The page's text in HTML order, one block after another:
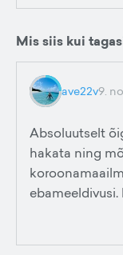
Mis siis kui
ave22v9.
Absoluutselt
hakata ning
ebameeldivusi.